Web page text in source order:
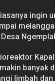
ingin
banyak
limbah